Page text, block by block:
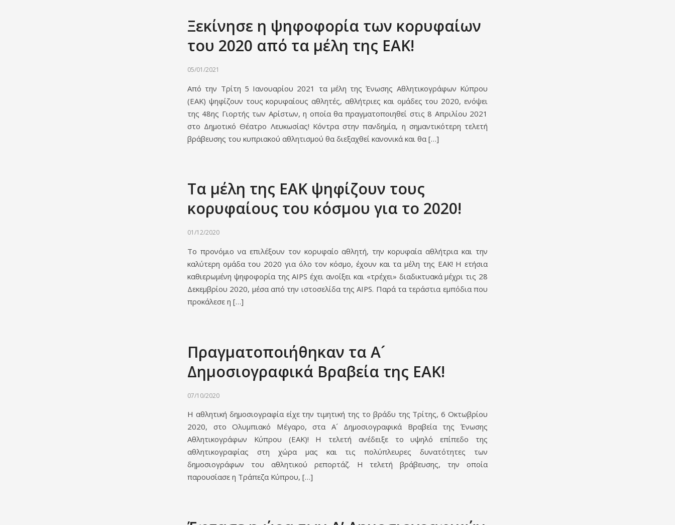
Ξεκίνησε η ψηφοφορία των κορυφαίων
του 2020 από τα μέλη της ΕΑΚ!
05/01/2021
Από την Τρίτη 5 Ιανουαρίου 2021 τα μέλη της Ένωσης Αθλητικογράφων Κύπρου
(ΕΑΚ) ψηφίζουν τους κορυφαίους αθλητές, αθλήτριες και ομάδες του 2020, ενόψει
της 48ης Γιορτής των Αρίστων, η οποία θα πραγματοποιηθεί στις 8 Απριλίου 2021
στο Δημοτικό Θέατρο Λευκωσίας! Κόντρα στην πανδημία, η σημαντικότερη τελετή
βράβευσης του κυπριακού αθλητισμού θα διεξαχθεί κανονικά και θα […]
Τα μέλη της ΕΑΚ ψηφίζουν τους
κορυφαίους του κόσμου για το 2020!
01/12/2020
Το προνόμιο να επιλέξουν τον κορυφαίο αθλητή, την κορυφαία αθλήτρια και την
καλύτερη ομάδα του 2020 για όλο τον κόσμο, έχουν και τα μέλη της ΕΑΚ! Η ετήσια
καθιερωμένη ψηφοφορία της AIPS έχει ανοίξει και «τρέχει» διαδικτυακά μέχρι τις 28
Δεκεμβρίου 2020, μέσα από την ιστοσελίδα της AIPS. Παρά τα τεράστια εμπόδια που
προκάλεσε η […]
Πραγματοποιήθηκαν τα A´
Δημοσιογραφικά Βραβεία της ΕΑΚ!
07/10/2020
Η αθλητική δημοσιογραφία είχε την τιμητική της το βράδυ της Τρίτης, 6 Οκτωβρίου
2020, στο Ολυμπιακό Μέγαρο, στα Α´ Δημοσιογραφικά Βραβεία της Ένωσης
Αθλητικογράφων Κύπρου (ΕΑΚ)! Η τελετή ανέδειξε το υψηλό επίπεδο της
αθλητικογραφίας στη χώρα μας και τις πολύπλευρες δυνατότητες των
δημοσιογράφων του αθλητικού ρεπορτάζ. Η τελετή βράβευσης, την οποία
παρουσίασε η Τράπεζα Κύπρου, […]